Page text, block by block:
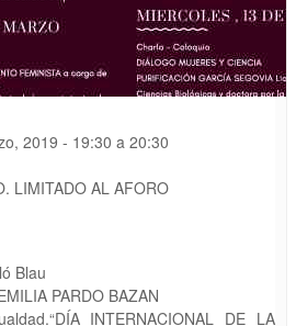
2019 - 19:30 a 20:30
LIMITADO AL AFORO
Blau
PARDO BAZAN
INTERNACIONAL DE LA